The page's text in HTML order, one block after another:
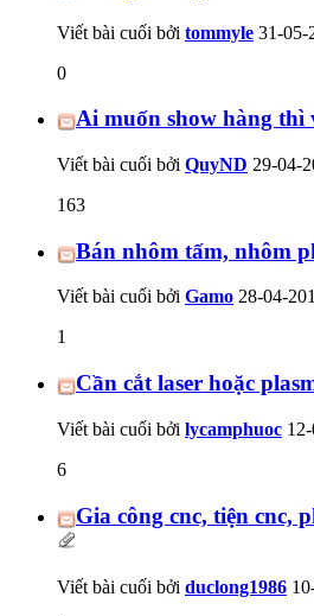
Viết bài cuối bởi tommyle 31-05-
0
Ai muốn show hàng thì
Viết bài cuối bởi QuyND 29-04-
163
Bán nhôm tấm, nhôm
Viết bài cuối bởi Gamo 28-04-
1
Cần cắt laser hoặc
Viết bài cuối bởi lycamphuoc
6
Gia công cnc, tiện cnc,
Viết bài cuối bởi duclong1986